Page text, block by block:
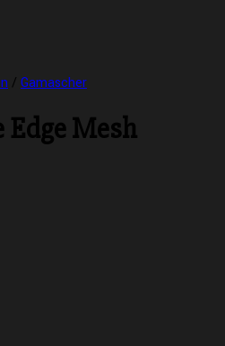
/ Gamascher
Edge Mesh